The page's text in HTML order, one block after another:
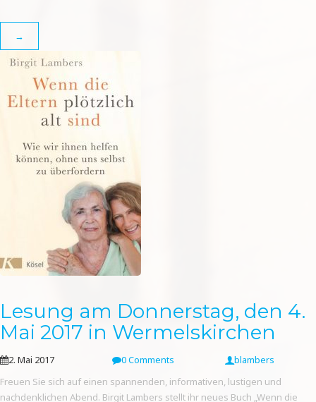
→
Lesung am Donnerstag, den 4.
Mai 2017 in Wermelskirchen
2. Mai 2017 0 Comments
blambers
Freuen Sie sich auf einen spannenden, informativen, lustigen und
nachdenklichen Abend. Birgit Lambers stellt ihr neues Buch „Wenn die